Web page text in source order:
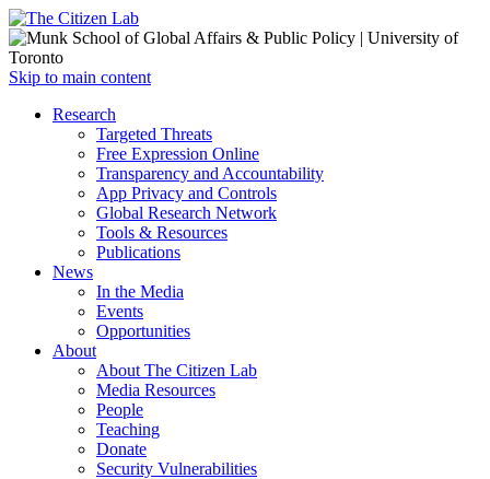
Open
menu
Skip to main content
Close
Research
Targeted Threats
Free Expression Online
Transparency and Accountability
App Privacy and Controls
Global Research Network
Tools & Resources
Publications
News
In the Media
Events
Opportunities
About
About The Citizen Lab
Media Resources
People
Teaching
Donate
Security Vulnerabilities